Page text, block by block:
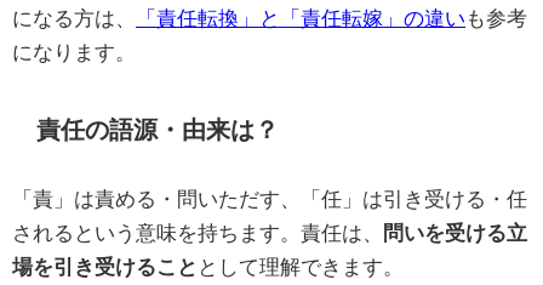
になる方は、
「責任転換」と「責任転嫁」の違い も参考
になります。
責任の語源・由来は？
「責」は責める・問いただす、「任」は引き受ける・任
されるという意味を持ちます。責任は、
問いを受ける立
場を引き受けること として理解できます。